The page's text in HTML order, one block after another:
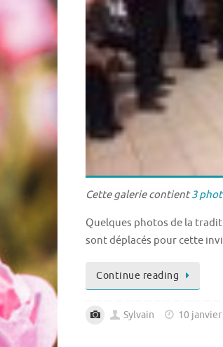
Cette galerie contient3
Quelques photos de la
sont déplacés pour cette
Continue reading
Sylvain 10